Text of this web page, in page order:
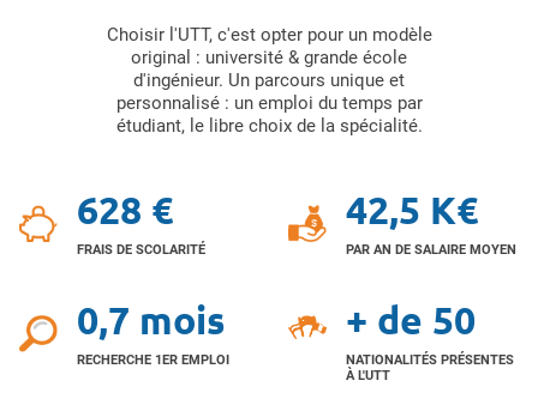
Choisir l'UTT, c'est opter pour un modèle
original : université & grande école
d'ingénieur. Un parcours unique et
personnalisé : un emploi du temps par
étudiant, le libre choix de la spécialité.
628 €
FRAIS DE SCOLARITÉ
42,5 K€
PAR AN DE SALAIRE MOYEN
0,7 mois
RECHERCHE 1ER EMPLOI
+ de 50
NATIONALITÉS PRÉSENTES
À L'UTT